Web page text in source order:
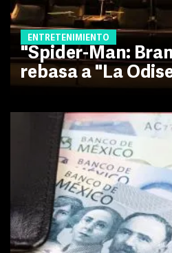
ENTRETENIMIENTO
"Spider-Man:
rebasa a "La